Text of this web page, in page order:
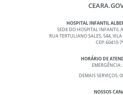
HOSPITAL INFANTIL
SEDE DO HOSPITAL INFANTIL
RUA TERTULIANO SALES, 544,
CEP: 60410-
HORÁRIO DE
EMERGÊNCIA:
DEMAIS SERVIÇOS:
NOSSOS